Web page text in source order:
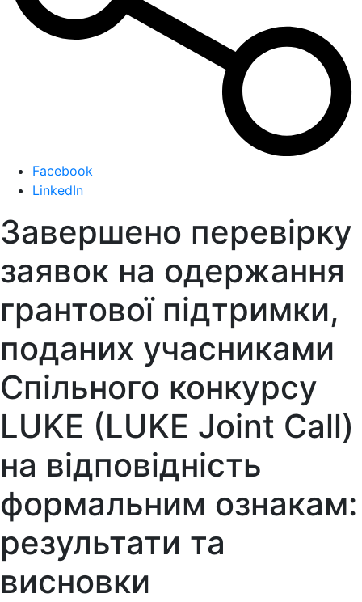
Facebook
LinkedIn
Завершено перевірку
заявок на одержання
грантової підтримки,
поданих учасниками
Спільного конкурсу
LUKE (LUKE Joint Call)
на відповідність
формальним ознакам:
результати та
висновки